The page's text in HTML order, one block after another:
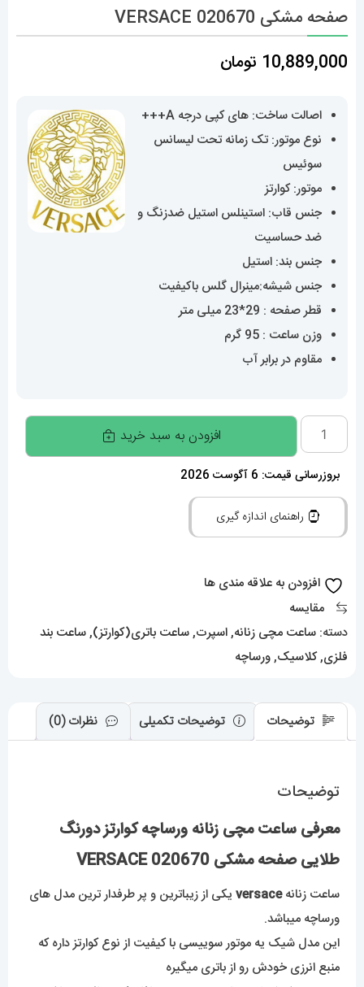
صفحه مشکی 020670 VERSACE
10,889,000 تومان
اصالت ساخت: های کپی درجه A+++
نوع موتور: تک زمانه تحت لیسانس
سوئیس
موتور: کوارتز
جنس قاب: استینلس استیل ضدزنگ و
ضد حساسیت
جنس بند: استیل
جنس شیشه:مینرال گلس باکیفیت
قطر صفحه : 29*23 میلی متر
وزن ساعت : 95 گرم
مقاوم در برابر آب
ساعت
مچی
زنانه
ورساچه
صفحه
VERSACE
افزودن به سبد خرید
بروزرسانی قیمت: 6 آگوست 2026
راهنمای اندازه گیری
افزودن به علاقه مندی ها
مقایسه
دسته: ساعت مچی زنانه,اسپرت,ساعت باتری(کوارتز),ساعت بند
فلزی,کلاسیک,ورساچه
توضیحات توضیحات تکمیلی نظرات (0)
توضیحات
معرفی ساعت مچی زنانه ورساچه کوارتز دورنگ
طلایی صفحه مشکی 020670 VERSACE
ساعت زنانهversace یکی از زیباترین و پر طرفدار ترین مدل های
ورساچه میباشد.
این مدل شیک یه موتور سوییسی با کیفیت از نوع کوارتز داره که
منبع انرزی خودش رو از باتری میگیره